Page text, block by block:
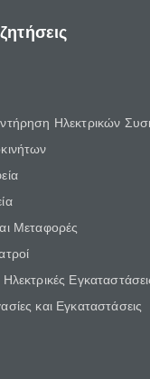
Ηλεκτρικών
Μεταφορές
και Εγκαταστάσεις